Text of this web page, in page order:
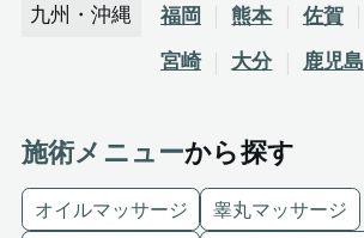
九州・沖縄 福岡 熊本 佐賀
宮崎
大分 鹿児島
施術メニューから探す
オイルマッサージ
睾丸マッサージ